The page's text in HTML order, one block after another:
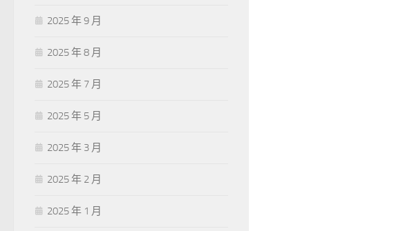
2025 年 9 月
2025 年 8 月
2025 年 7 月
2025 年 5 月
2025 年 3 月
2025 年 2 月
2025 年 1 月